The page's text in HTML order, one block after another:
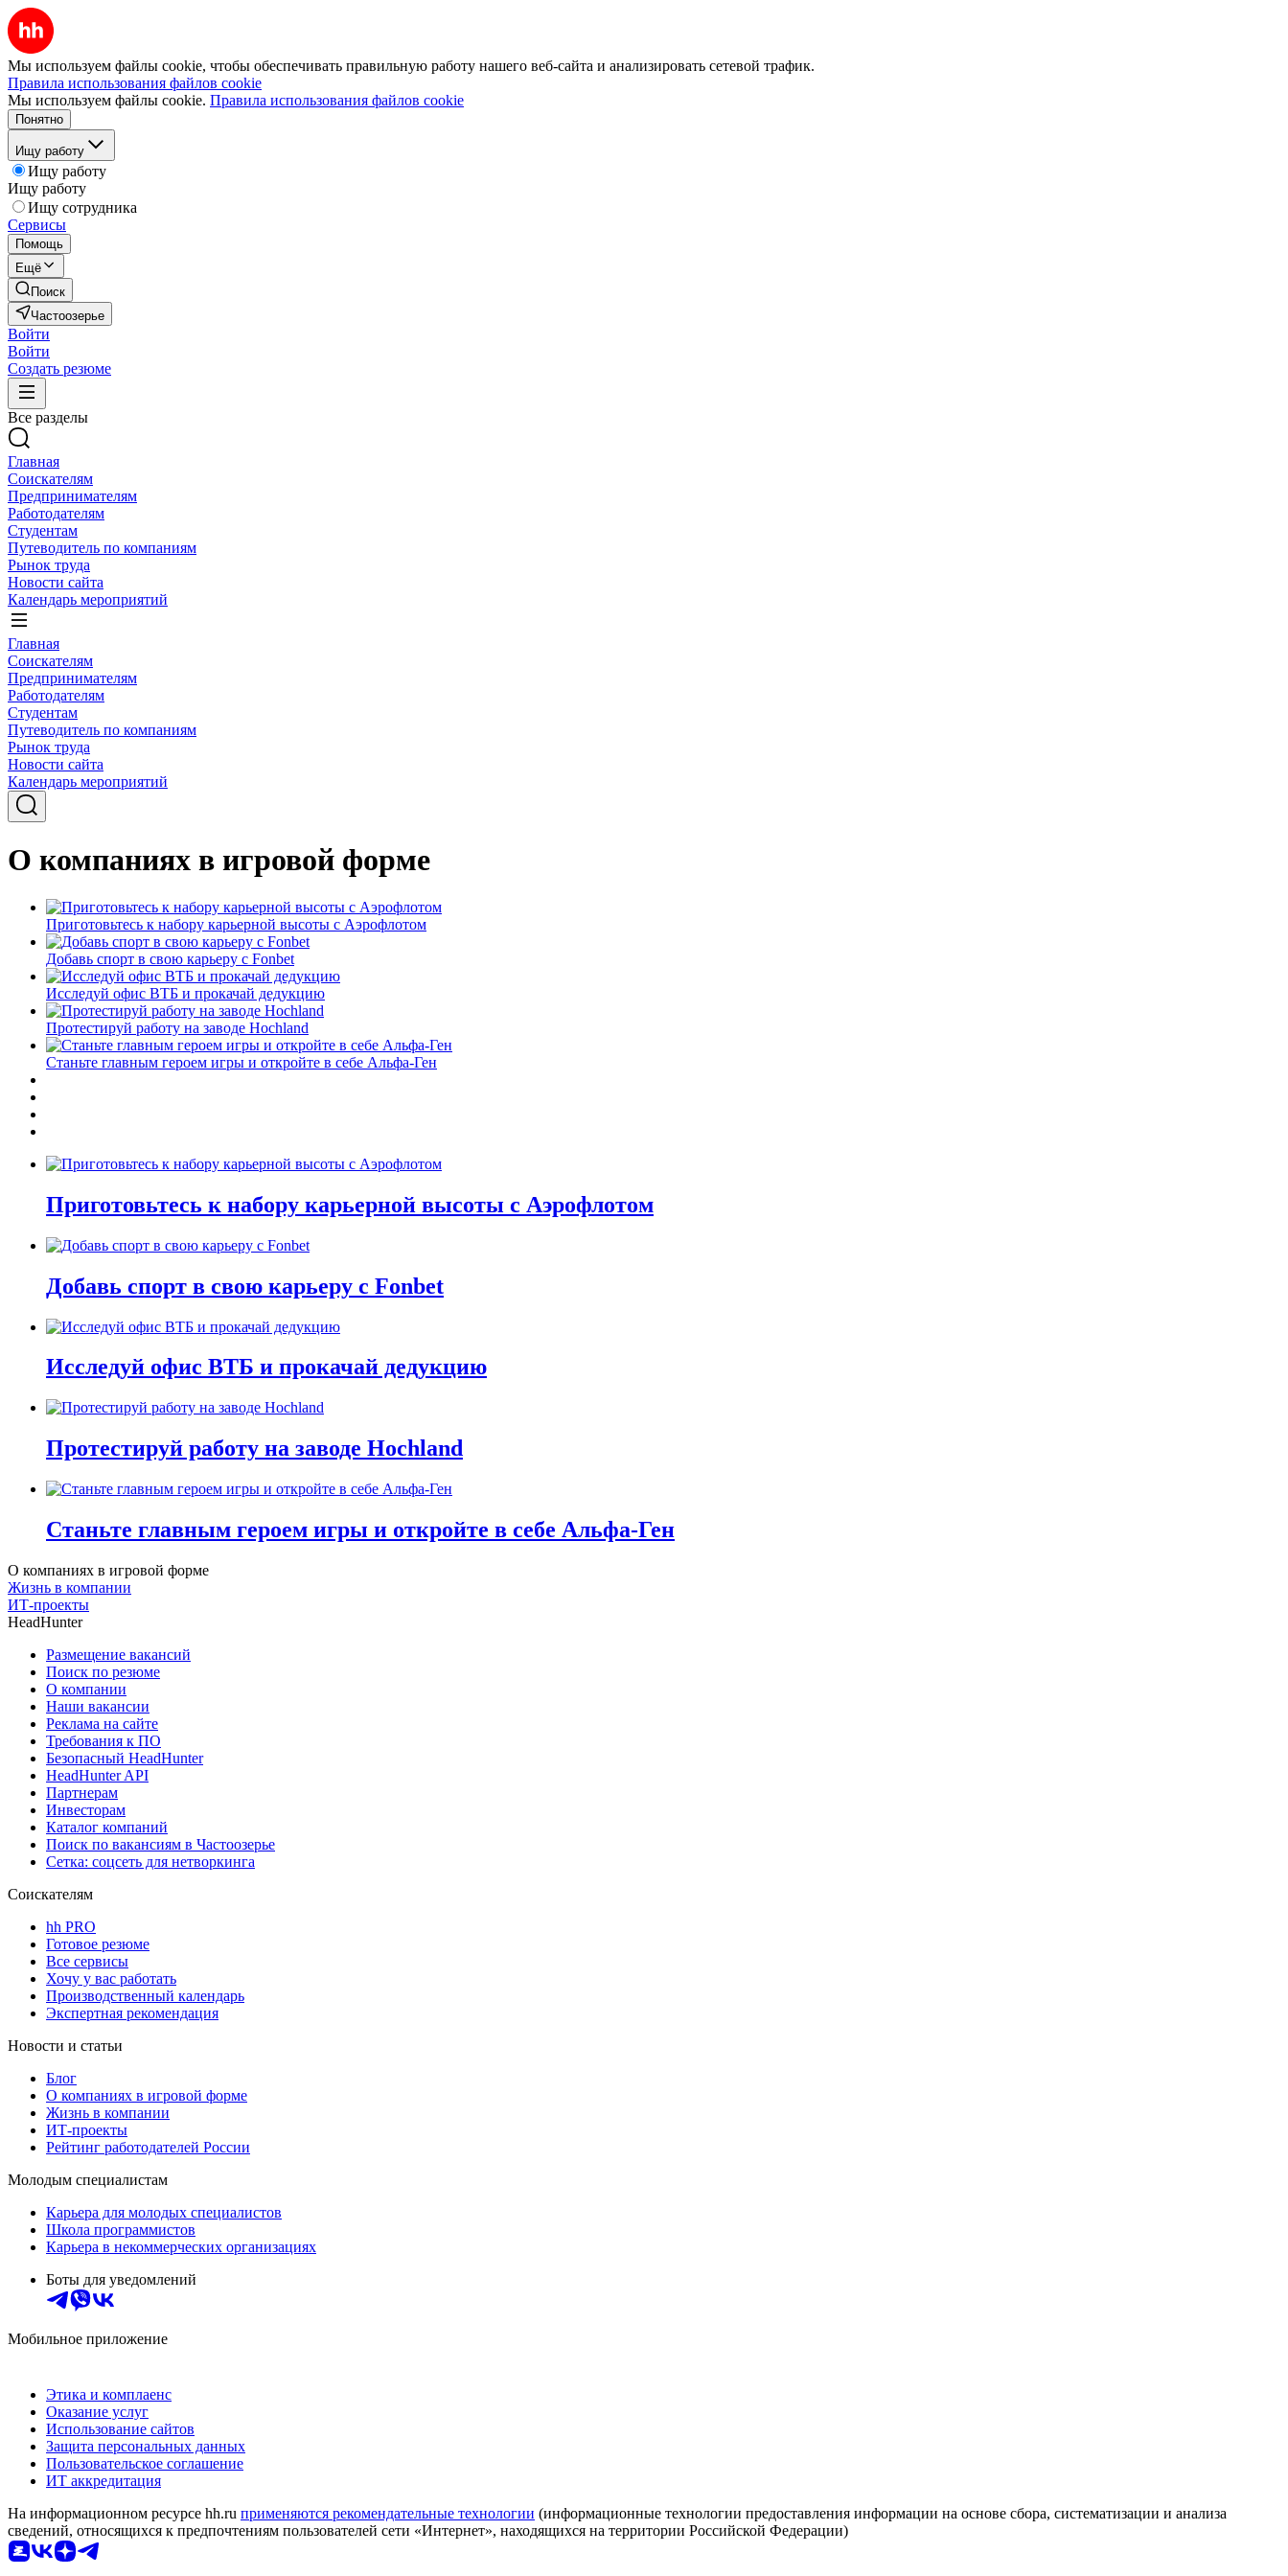
Мы используем файлы cookie, чтобы обеспечивать правильную работу нашего веб-сайта и анализировать сетевой трафик.
Правила использования файлов cookie
Мы используем файлы cookie. Правила использования файлов cookie
Понятно
Ищу работу
Ищу работу
Ищу работу
Ищу сотрудника
Сервисы
Помощь
Ещё
Поиск
Частоозерье
Войти
Войти
Создать резюме
Все разделы
Главная
Соискателям
Предпринимателям
Работодателям
Студентам
Путеводитель по компаниям
Рынок труда
Новости сайта
Календарь мероприятий
Главная
Соискателям
Предпринимателям
Работодателям
Студентам
Путеводитель по компаниям
Рынок труда
Новости сайта
Календарь мероприятий
О компаниях в игровой форме
Приготовьтесь к набору карьерной высоты с Аэрофлотом
Добавь спорт в свою карьеру с Fonbet
Исследуй офис ВТБ и прокачай дедукцию
Протестируй работу на заводе Hochland
Станьте главным героем игры и откройте в себе Альфа-Ген
Приготовьтесь к набору карьерной высоты с Аэрофлотом
Добавь спорт в свою карьеру с Fonbet
Исследуй офис ВТБ и прокачай дедукцию
Протестируй работу на заводе Hochland
Станьте главным героем игры и откройте в себе Альфа-Ген
О компаниях в игровой форме
Жизнь в компании
ИТ-проекты
HeadHunter
Размещение вакансий
Поиск по резюме
О компании
Наши вакансии
Реклама на сайте
Требования к ПО
Безопасный HeadHunter
HeadHunter API
Партнерам
Инвесторам
Каталог компаний
Поиск по вакансиям в Частоозерье
Сетка: соцсеть для нетворкинга
Соискателям
hh PRO
Готовое резюме
Все сервисы
Хочу у вас работать
Производственный календарь
Экспертная рекомендация
Новости и статьи
Блог
О компаниях в игровой форме
Жизнь в компании
ИТ-проекты
Рейтинг работодателей России
Молодым специалистам
Карьера для молодых специалистов
Школа программистов
Карьера в некоммерческих организациях
Боты для уведомлений
Мобильное приложение
Этика и комплаенс
Оказание услуг
Использование сайтов
Защита персональных данных
Пользовательское соглашение
ИТ аккредитация
На информационном ресурсе hh.ru применяются рекомендательные технологии (информационные технологии предоставления информации на основе сбора, систематизации и анализа
сведений, относящихся к предпочтениям пользователей сети «Интернет», находящихся на территории Российской Федерации)